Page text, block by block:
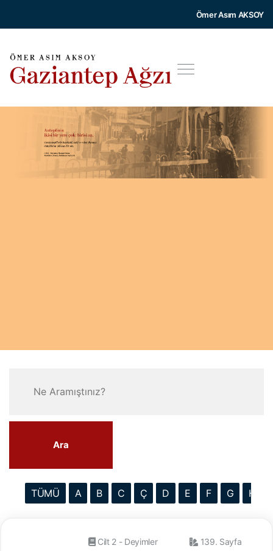
Ömer Asım AKSOY
Ara
TÜMÜ A B C Ç D E F G H
Cilt 2 - Deyimler 139. Sayfa